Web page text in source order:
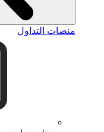
منصات التداول